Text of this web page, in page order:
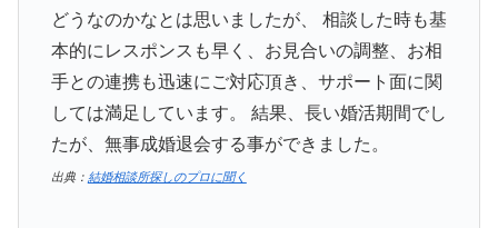
どうなのかなとは思いましたが、 相談した時も基
本的にレスポンスも早く、お見合いの調整、お相
手との連携も迅速にご対応頂き、サポート面に関
しては満足しています。 結果、長い婚活期間でし
たが、無事成婚退会する事ができました。
出典： 結婚相談所探しのプロに聞く